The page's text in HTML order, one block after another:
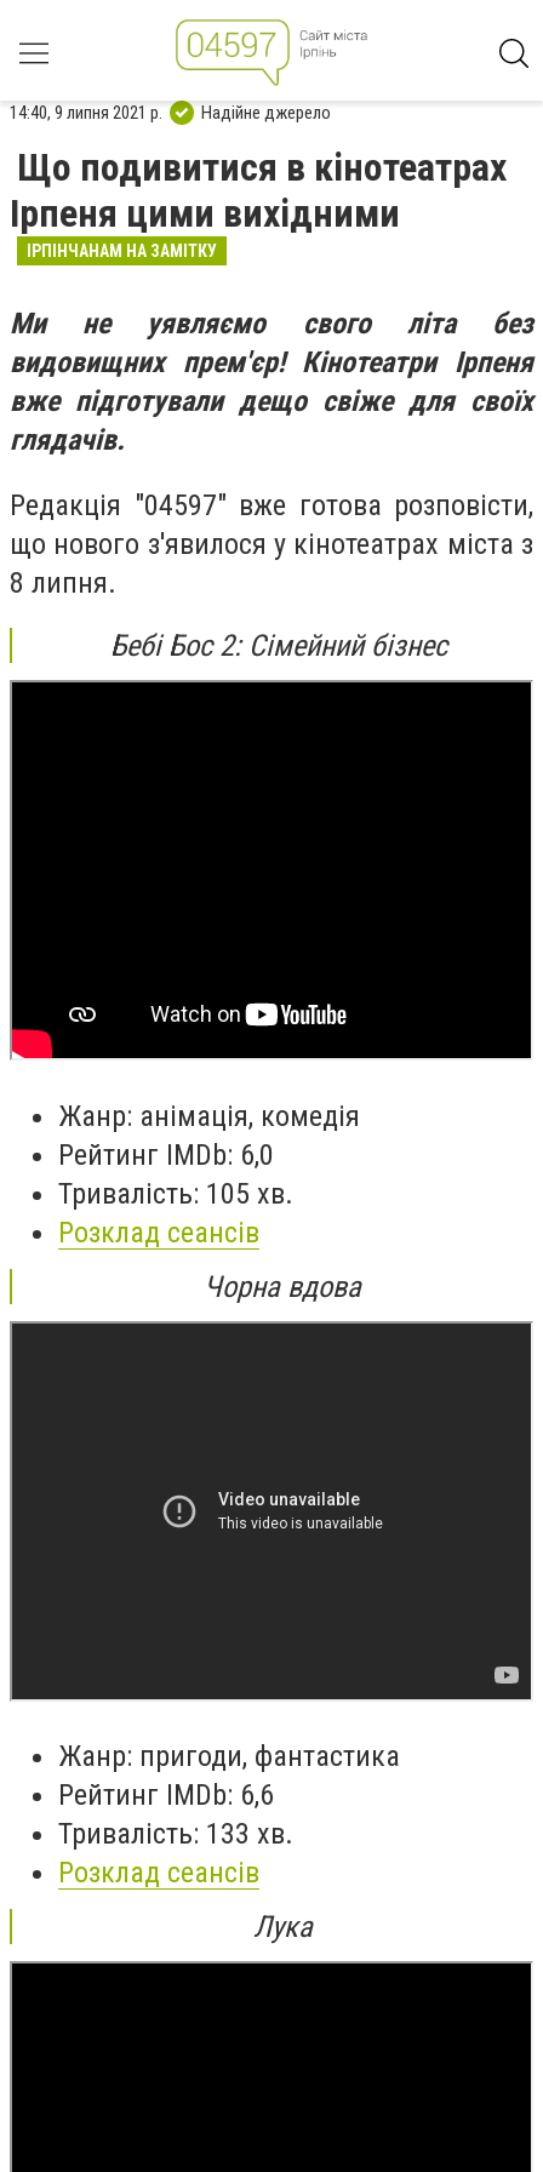
14:40, 9 липня 2021 р. Надійне джерело
Що подивитися в кінотеатрах
Ірпеня цими вихідними
ІРПІНЧАНАМ НА ЗАМІТКУ
Ми не уявляємо свого літа без
видовищних прем'єр! Кінотеатри Ірпеня
вже підготували дещо свіже для своїх
глядачів.
Редакція "04597" вже готова розповісти,
що нового з'явилося у кінотеатрах міста з
8 липня.
Бебі Бос 2: Сімейний бізнес
Жанр: анімація, комедія
Рейтинг IMDb: 6,0
Тривалість: 105 хв.
Розклад сеансів
Чорна вдова
Жанр: пригоди, фантастика
Рейтинг IMDb: 6,6
Тривалість: 133 хв.
Розклад сеансів
Лука